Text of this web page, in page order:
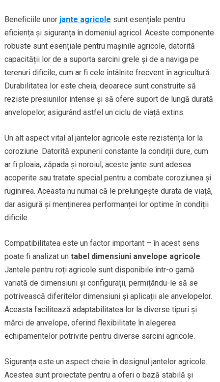
Beneficiile unor jante agricole sunt esențiale pentru
eficiența și siguranța în domeniul agricol. Aceste componente
robuste sunt esențiale pentru mașinile agricole, datorită
capacității lor de a suporta sarcini grele și de a naviga pe
terenuri dificile, cum ar fi cele întâlnite frecvent în agricultură.
Durabilitatea lor este cheia, deoarece sunt construite să
reziste presiunilor intense și să ofere suport de lungă durată
anvelopelor, asigurând astfel un ciclu de viață extins.
Un alt aspect vital al jantelor agricole este rezistența lor la
coroziune. Datorită expunerii constante la condiții dure, cum
ar fi ploaia, zăpada și noroiul, aceste jante sunt adesea
acoperite sau tratate special pentru a combate coroziunea și
ruginirea. Aceasta nu numai că le prelungește durata de viață,
dar asigură și menținerea performanței lor optime în condiții
dificile.
Compatibilitatea este un factor important – în acest sens
poate fi analizat un tabel dimensiuni anvelope agricole.
Jantele pentru roți agricole sunt disponibile într-o gamă
variată de dimensiuni și configurații, permițându-le să se
potrivească diferitelor dimensiuni și aplicații ale anvelopelor.
Aceasta facilitează adaptabilitatea lor la diverse tipuri și
mărci de anvelope, oferind flexibilitate în alegerea
echipamentelor potrivite pentru diverse sarcini agricole.
Siguranța este un aspect cheie în designul jantelor agricole.
Acestea sunt proiectate pentru a oferi o bază stabilă și